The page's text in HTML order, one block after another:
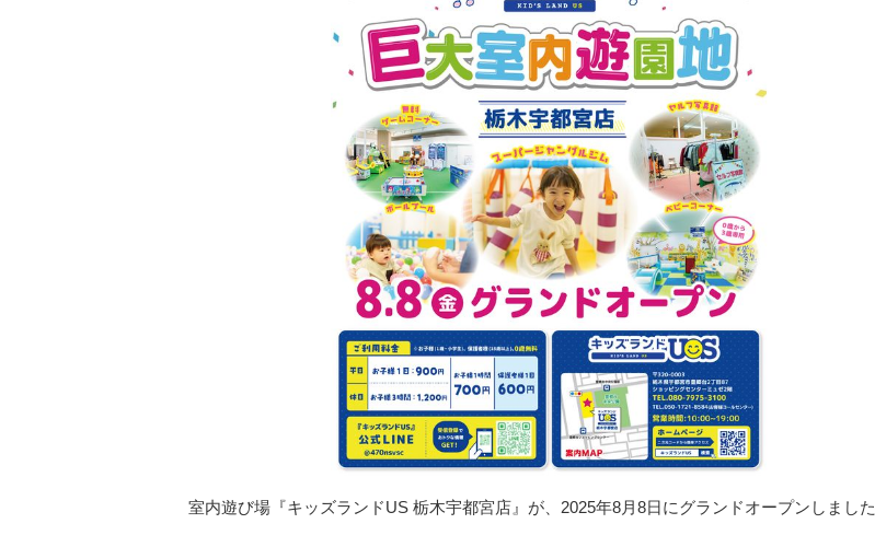
室内遊び場『キッズランドUS 栃木宇都宮店』が、2025年8月8日にグランドオープンしました